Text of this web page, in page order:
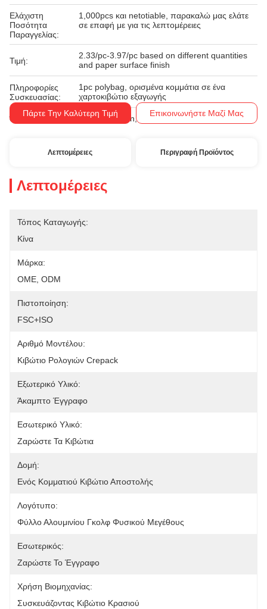
Ελάχιστη
Ποσότητα
Παραγγελίας:
1,000pcs και netotiable, παρακαλώ μας ελάτε
σε επαφή με για τις λεπτομέρειες
Τιμή:
2.33/pc-3.97/pc based on different quantities
and paper surface finish
Πληροφορίες
Συσκευασίας:
1pc polybag, ορισμένα κομμάτια σε ένα
χαρτοκιβώτιο εξαγωγής
Όροι Πληρωμής: Western Union, T/T
Πάρτε Την Καλύτερη Τιμή Επικοινωνήστε Μαζί Μας
Λεπτομέρειες Περιγραφή Προϊόντος
Λεπτομέρειες
Τόπος Καταγωγής:
Κίνα
Μάρκα:
OME, ODM
Πιστοποίηση:
FSC+ISO
Αριθμό Μοντέλου:
Κιβώτιο Ρολογιών Crepack
Εξωτερικό Υλικό:
Άκαμπτο Έγγραφο
Εσωτερικό Υλικό:
Ζαρώστε Τα Κιβώτια
Δομή:
Ενός Κομματιού Κιβώτιο Αποστολής
Λογότυπο:
Φύλλο Αλουμινίου Γκολφ Φυσικού Μεγέθους
Εσωτερικός:
Ζαρώστε Το Έγγραφο
Χρήση Βιομηχανίας:
Συσκευάζοντας Κιβώτιο Κρασιού